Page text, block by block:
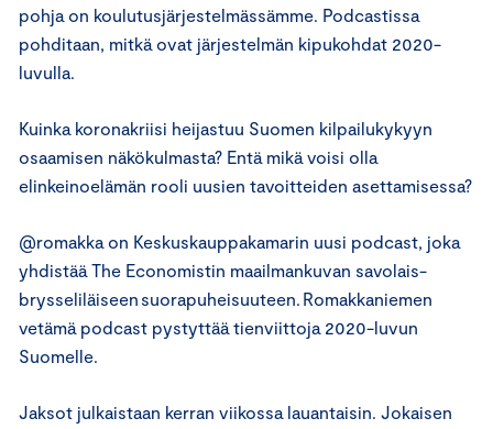
pohja on koulutusjärjestelmässämme. Podcastissa
pohditaan, mitkä ovat järjestelmän kipukohdat 2020-
luvulla.
Kuinka koronakriisi heijastuu Suomen kilpailukykyyn
osaamisen näkökulmasta? Entä mikä voisi olla
elinkeinoelämän rooli uusien tavoitteiden asettamisessa?
@romakka on Keskuskauppakamarin uusi podcast, joka
yhdistää The Economistin maailmankuvan savolais-
brysseliläiseen suorapuheisuuteen. Romakkaniemen
vetämä podcast pystyttää tienviittoja 2020-luvun
Suomelle.
Jaksot julkaistaan kerran viikossa lauantaisin. Jokaisen